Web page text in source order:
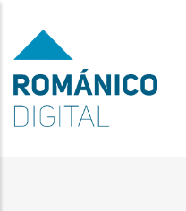
contenido
principal